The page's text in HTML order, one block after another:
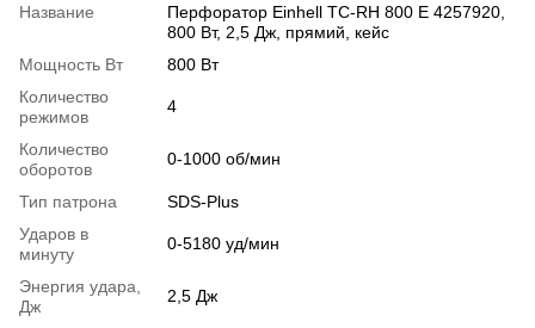
Название
Перфоратор Einhell TC-RH 800 E 4257920,
800 Вт, 2,5 Дж, прямий, кейс
Мощность Вт
800 Вт
Количество
режимов
4
Количество
оборотов
0-1000 об/мин
Тип патрона
SDS-Plus
Ударов в
минуту
0-5180 уд/мин
Энергия удара,
Дж
2,5 Дж